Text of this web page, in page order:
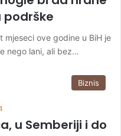
podrške
mjeseci ove godine u BiH je
nego lani, ali bez…
Biznis
u Semberiji i do